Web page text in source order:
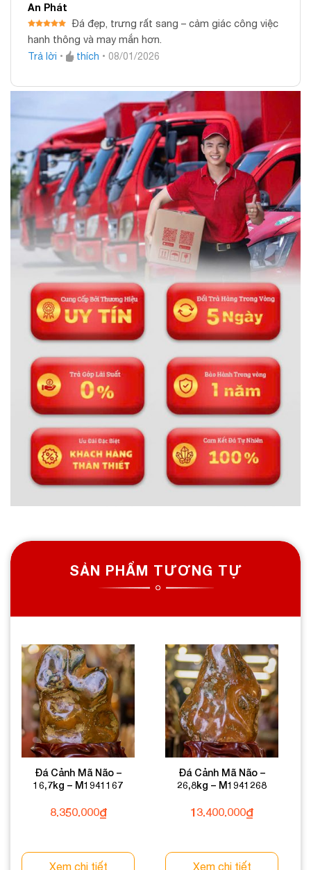
An Phát
Được xếp
hạng 5 5
Đá đẹp, trưng rất sang – cảm giác công việc
hanh thông và may mắn hơn.
Trả lời • thích • 08/01/2026
SẢN PHẨM TƯƠNG TỰ
Đá Cảnh Mã Não –
16,7kg – M1941167
8.350.000₫
Xem chi tiết
Đá Cảnh Mã Não –
26,8kg – M1941268
13.400.000₫
Xem chi tiết